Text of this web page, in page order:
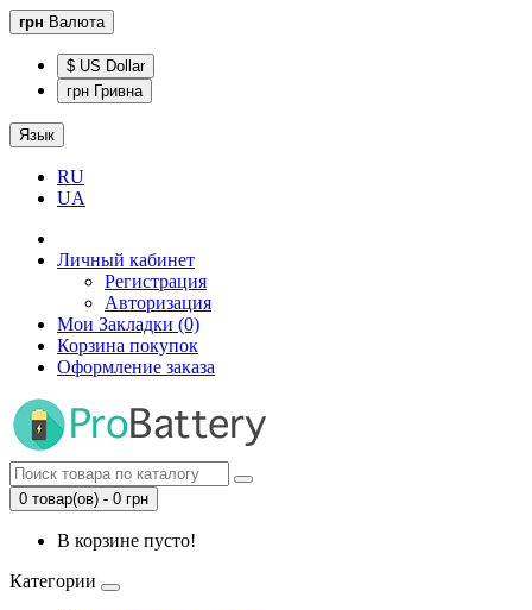
грн Валюта
$ US Dollar
грн Гривна
Язык
RU
UA
Личный кабинет
Регистрация
Авторизация
Мои Закладки (0)
Корзина покупок
Оформление заказа
0 товар(ов) - 0 грн
В корзине пусто!
Категории